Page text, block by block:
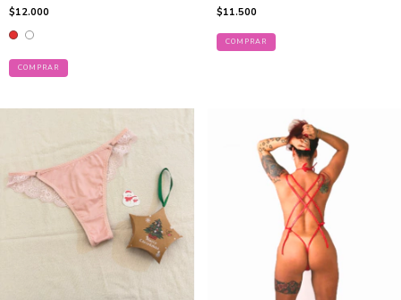
$12.000
COMPRAR
$11.500
COMPRAR